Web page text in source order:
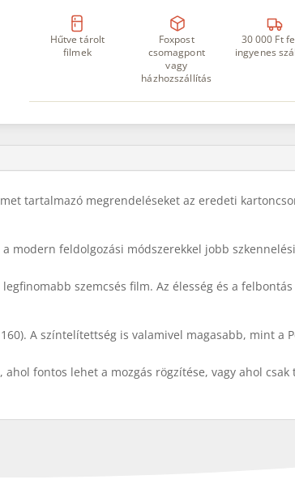
Hűtve tárolt
filmek
Foxpost
csomagpont
vagy
házhozszállítás
30 000 Ft
ingyenes
tartalmazó megrendeléseket az eredeti
modern feldolgozási módszerekkel jobb
szemcsés film. Az élesség és a
A színtelítettség is valamivel magasabb, mint a
fontos lehet a mozgás rögzítése, vagy ahol